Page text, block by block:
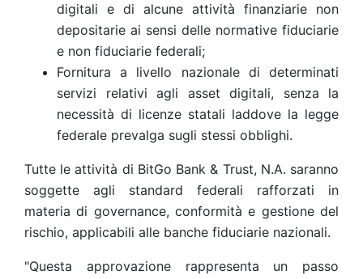
digitali e di alcune attività finanziarie non
depositarie ai sensi delle normative fiduciarie
e non fiduciarie federali;
Fornitura a livello nazionale di determinati
servizi relativi agli asset digitali, senza la
necessità di licenze statali laddove la legge
federale prevalga sugli stessi obblighi.
Tutte le attività di BitGo Bank & Trust, N.A. saranno
soggette agli standard federali rafforzati in
materia di governance, conformità e gestione del
rischio, applicabili alle banche fiduciarie nazionali.
"Questa approvazione rappresenta un passo